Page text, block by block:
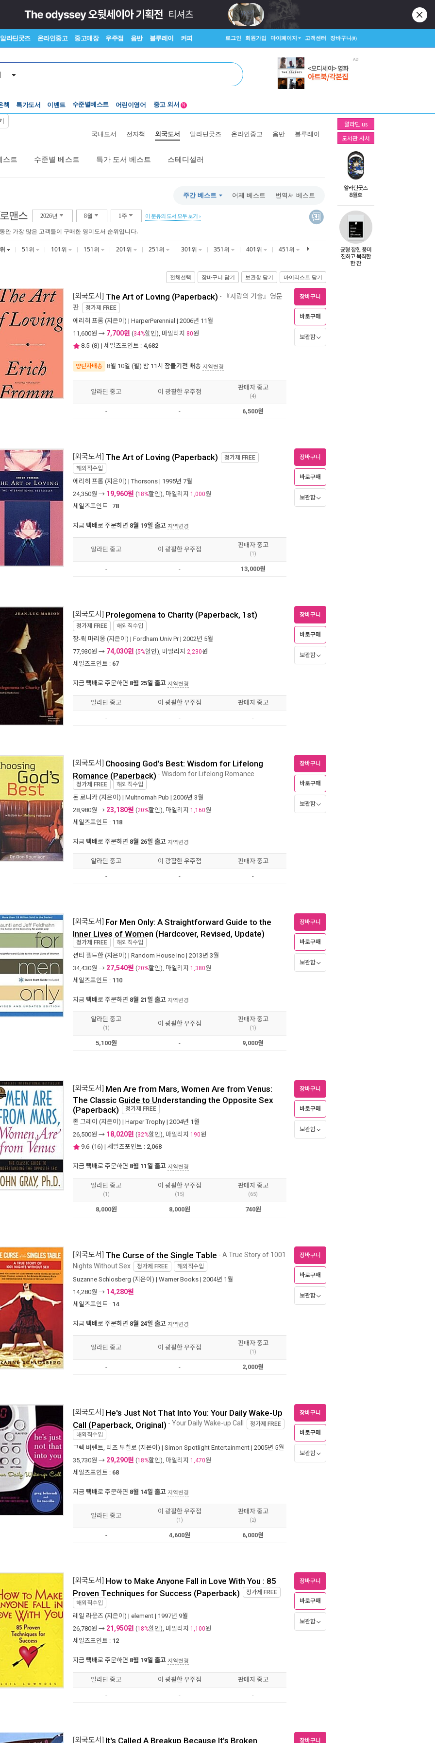
알라딘굿즈 온라인중고 중고매장 우주점 음반 블루레이 커피 로그인 회원가입 마이페이지 고객센터 장바구니(0)
책 특가도서 이벤트
Lexile®
어린이영어
5백원부터
N
알라딘 us
도서관 사서
국내도서 전자책 외국도서 알라딘굿즈 온라인중고 음반 블루레이
스트 수준별 베스트 특가 도서 베스트 스테디셀러
주간 베스트 어제 베스트 번역서 베스트
맨스 2026년 8월 1주 이 분류의 도서 모두 보기
안 가장 많은 고객들이 구매한 영미도서 순위입니다.
51위 101위 151위 201위 251위 301위 351위 401위 451위
전체선택 장바구니 담기 보관함 담기 마이리스트 담기
[외국도서] The Art of Loving (Paperback) - 『사랑의 기술』영문
판 정가제 FREE
에리히 프롬 (지은이) | HarperPerennial | 2006년 11월
11,600원 → 7,700원 (34%할인), 마일리지 80원
8.5 (8) | 세일즈포인트 : 4,682
양탄자배송 8월 10일 (월) 밤 11시 잠들기전 배송 지역변경
장바구니
바로구매
보관함
알라딘 중고 이 광활한 우주점
판매자 중고
(4)
- - 6,500원
[외국도서] The Art of Loving (Paperback) 정가제 FREE
해외직수입
에리히 프롬 (지은이) |Thorsons | 1995년 7월
24,350원 → 19,960원 (18%할인), 마일리지 1,000원
세일즈포인트 : 78
지금 택배로 주문하면 8월 19일 출고 지역변경
장바구니
바로구매
보관함
알라딘 중고 이 광활한 우주점
판매자 중고
(1)
- - 13,000원
[외국도서] Prolegomena to Charity (Paperback, 1st)
정가제 FREE 해외직수입
장-뤽 마리옹 (지은이) | Fordham Univ Pr| 2002년 5월
77,930원 → 74,030원 (5%할인), 마일리지 2,230원
세일즈포인트 : 67
지금 택배로 주문하면 8월 25일 출고 지역변경
장바구니
바로구매
보관함
알라딘 중고 이 광활한 우주점 판매자 중고
- - -
[외국도서] Choosing God's Best: Wisdom for Lifelong
Romance (Paperback) - Wisdom for Lifelong Romance
정가제 FREE 해외직수입
돈 로니카 (지은이) | Multnomah Pub | 2006년 3월
28,980원 → 23,180원 (20%할인), 마일리지 1,160원
세일즈포인트 : 118
지금 택배로 주문하면 8월 26일 출고 지역변경
장바구니
바로구매
보관함
알라딘 중고 이 광활한 우주점 판매자 중고
- - -
[외국도서] For Men Only: A Straightforward Guide to the
Inner Lives of Women (Hardcover, Revised, Update)
정가제 FREE 해외직수입
션티 펠드한 (지은이) | Random House Inc | 2013년 3월
34,430원 → 27,540원 (20%할인), 마일리지 1,380원
세일즈포인트 : 110
지금 택배로 주문하면 8월 21일 출고 지역변경
장바구니
바로구매
보관함
알라딘 중고
(1)
이 광활한 우주점
판매자 중고
(1)
5,100원 - 9,000원
[외국도서] Men Are from Mars, Women Are from Venus:
The Classic Guide to Understanding the Opposite Sex
(Paperback)
정가제 FREE
존 그레이 (지은이) | Harper Trophy | 2004년 1월
26,500원 → 18,020원 (32%할인), 마일리지 190원
9.6 (16) | 세일즈포인트 : 2,068
지금 택배로 주문하면 8월 11일 출고 지역변경
장바구니
바로구매
보관함
알라딘 중고
(1)
이 광활한 우주점
(15)
판매자 중고
(65)
8,000원 8,000원 740원
[외국도서] The Curse of the Single Table - A True Story of 1001
Nights Without Sex 정가제 FREE 해외직수입
Suzanne Schlosberg (지은이) | Warner Books | 2004년 1월
14,280원 → 14,280원
세일즈포인트 : 14
지금 택배로 주문하면 8월 24일 출고 지역변경
장바구니
바로구매
보관함
알라딘 중고 이 광활한 우주점
판매자 중고
(1)
- - 2,000원
[외국도서] He's Just Not That Into You: Your Daily Wake-Up
Call (Paperback, Original) - Your Daily Wake-up Call 정가제
FREE
해외직수입
그렉 버렌트, 리즈 투칠로 (지은이) | Simon Spotlight Entertainment | 2005년 5월
35,730원 → 29,290원 (18%할인), 마일리지 1,470원
세일즈포인트 : 68
지금 택배로 주문하면 8월 14일 출고 지역변경
장바구니
바로구매
보관함
알라딘 중고
이 광활한 우주점
(1)
판매자 중고
(2)
- 4,600원 6,000원
[외국도서] How to Make Anyone Fall in Love With You : 85
Proven Techniques for Success (Paperback) 정가제
FREE
해외직수입
레일 라운즈 (지은이) | element | 1997년 9월
26,780원 → 21,950원 (18%할인), 마일리지 1,100원
세일즈포인트 : 12
지금 택배로 주문하면 8월 19일 출고 지역변경
장바구니
바로구매
보관함
알라딘 중고 이 광활한 우주점 판매자 중고
- - -
[외국도서] It's Called A Breakup Because It's Broken 장바구니